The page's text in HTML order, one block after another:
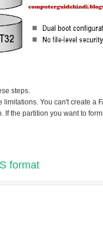
steps.
You can't create a
the partition you want to
format